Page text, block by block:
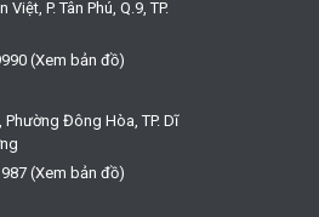
P. Tân Phú, Q.9, TP.
(Xem bản đồ)
Phường Đông Hòa, TP. Dĩ
(Xem bản đồ)